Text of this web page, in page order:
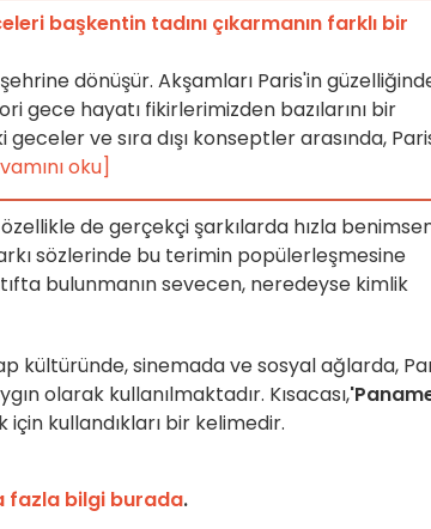
başkentin tadını çıkarmanın farklı bir
dönüşür. Akşamları Paris'in
gece hayatı fikirlerimizden bazılarını bir
ve sıra dışı konseptler arasında,
oku]
de gerçekçi şarkılarda hızla
sözlerinde bu terimin popülerleşmesine
bulunmanın sevecen, neredeyse kimlik
kültüründe, sinemada ve sosyal ağlarda,
olarak kullanılmaktadır. Kısacası,
kullandıkları bir kelimedir.
fazla bilgi burada.